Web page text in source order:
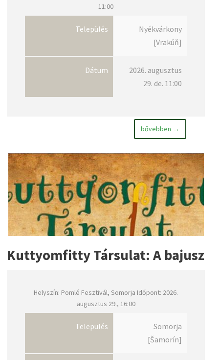
11:00
Település
Nyékvárkony
[Vrakúň]
Dátum
2026. augusztus
29. de. 11:00
bővebben →
Kuttyomfitty Társulat: A bajusz
Helyszín: Pomlé Fesztivál, Somorja Időpont: 2026.
augusztus 29., 16:00
Település
Somorja
[Šamorín]